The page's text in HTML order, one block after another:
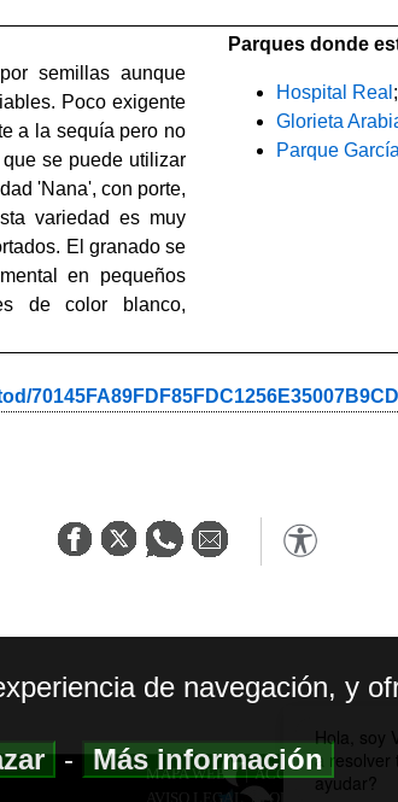
semillas aunque
Poco exigente
a la sequía pero no
se puede utilizar
'Nana', con porte,
variedad es muy
El granado se
en pequeños
de color blanco,
Parques donde
Hospital Real ;
Glorieta
Parque
MAPA WEB|ACCESIBILIDAD
AVISO LEGAL| POLITICA DE
de navegación, y
-Más información